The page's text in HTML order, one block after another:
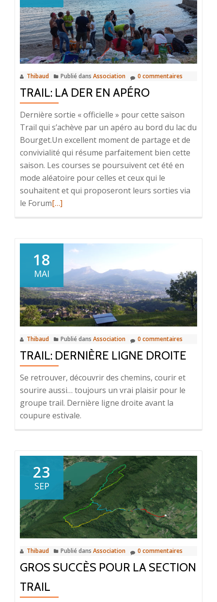
Thibaud Publié dans Association 0 commentaires
TRAIL: LA DER EN APÉRO
Dernière sortie « officielle » pour cette saison
Trail qui s’achève par un apéro au bord du lac du
Bourget.Un excellent moment de partage et de
convivialité qui résume parfaitement bien cette
saison. Les courses se poursuivent cet été en
mode aléatoire pour celles et ceux qui le
souhaitent et qui proposeront leurs sorties via
le ForumEn
apéro
[…]
18
MAI
Thibaud Publié dans Association 0 commentaires
TRAIL: DERNIÈRE LIGNE DROITE
Se retrouver, découvrir des chemins, courir et
sourire aussi… toujours un vrai plaisir pour le
groupe trail. Dernière ligne droite avant la
coupure estivale.
23
SEP
Thibaud Publié dans Association 0 commentaires
GROS SUCCÈS POUR LA SECTION
TRAIL